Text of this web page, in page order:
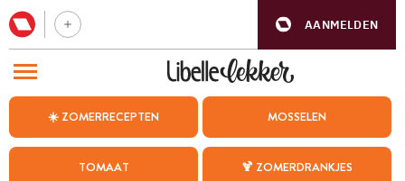
AANMELDEN
☀️ ZOMERRECEPTEN MOSSELEN
TOMAAT 🍹 ZOMERDRANKJES
BEZOEK ONZE ANDERE WEBSITES